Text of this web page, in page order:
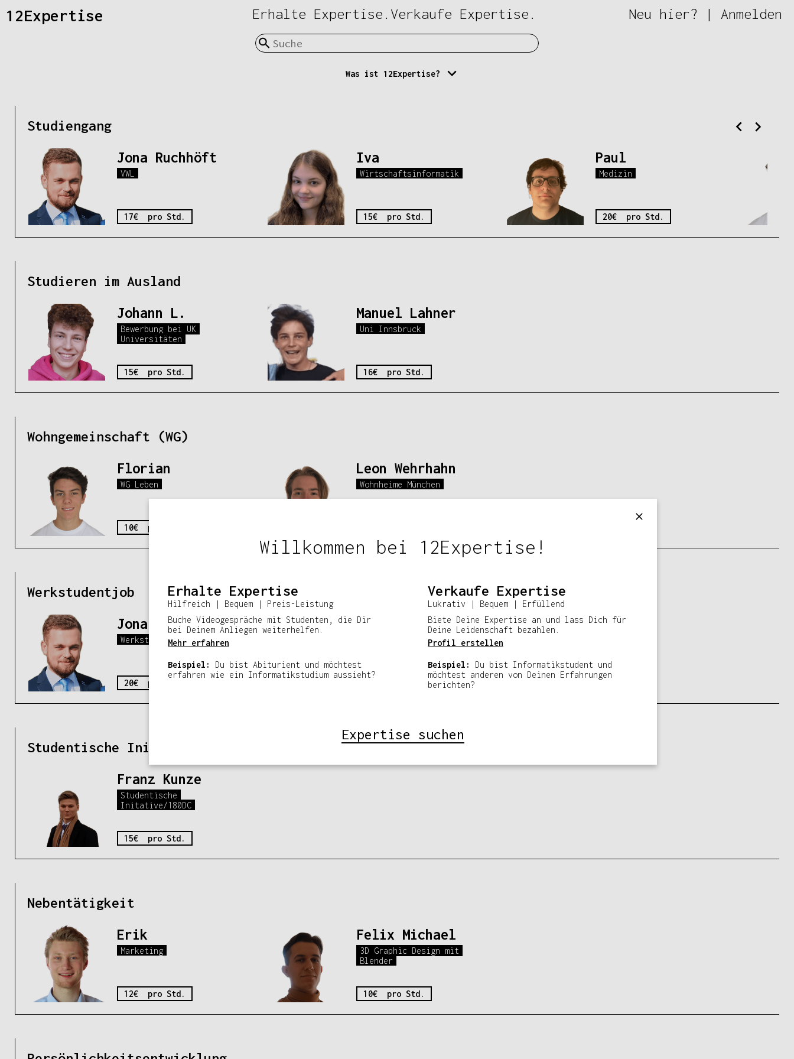
12Expertise Erhalte Expertise.Verkaufe Expertise. Neu hier? | Anmelden
Was ist 12Expertise?
Studiengang
Jona Ruchhöft
VWL
17€ pro Std.
Iva
Wirtschaftsinformatik
15€ pro Std.
Paul
Medizin
20€ pro Std.
Studieren im Ausland
Johann L.
Bewerbung bei UK
Universitäten
15€ pro Std.
Manuel Lahner
Uni Innsbruck
16€ pro Std.
Wohngemeinschaft (WG)
Florian
WG Leben
10€ pro Std.
Leon Wehrhahn
Wohnheime München
Werkstudentjob
Jona Ruchhöft
Werkstudent
20€ pro Std.
Studentische Initiativen
Franz Kunze
Studentische
Initative/180DC
15€ pro Std.
Nebentätigkeit
Erik
Marketing
12€ pro Std.
Felix Michael
3D Graphic Design mit
Blender
10€ pro Std.
Willkommen bei 12Expertise!
Erhalte Expertise
Hilfreich | Bequem | Preis-Leistung
Buche Videogespräche mit Studenten, die Dir
bei Deinem Anliegen weiterhelfen.
Mehr erfahren
Beispiel: Du bist Abiturient und möchtest
erfahren wie ein Informatikstudium aussieht?
Verkaufe Expertise
Lukrativ | Bequem | Erfüllend
Biete Deine Expertise an und lass Dich für
Deine Leidenschaft bezahlen.
Profil erstellen
Beispiel: Du bist Informatikstudent und
möchtest anderen von Deinen Erfahrungen
berichten?
Expertise suchen